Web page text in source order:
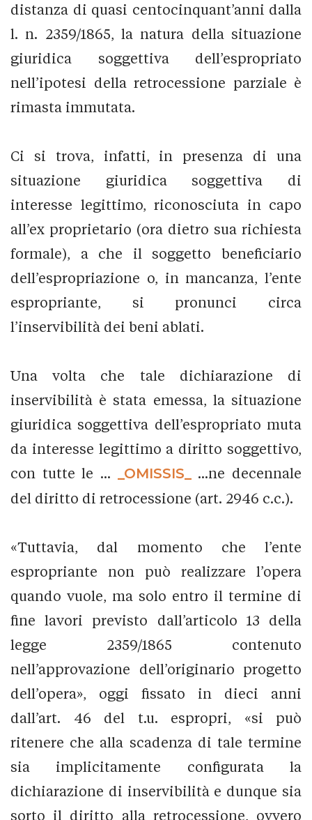
distanza di quasi centocinquant’anni dalla
l. n. 2359/1865, la natura della situazione
giuridica soggettiva dell’espropriato
nell’ipotesi della retrocessione parziale è
rimasta immutata.
Ci si trova, infatti, in presenza di una
situazione giuridica soggettiva di
interesse legittimo, riconosciuta in capo
all’ex proprietario (ora dietro sua richiesta
formale), a che il soggetto beneficiario
dell’espropriazione o, in mancanza, l’ente
espropriante, si pronunci circa
l’inservibilità dei beni ablati.
Una volta che tale dichiarazione di
inservibilità è stata emessa, la situazione
giuridica soggettiva dell’espropriato muta
da interesse legittimo a diritto soggettivo,
con tutte le ...
_OMISSIS_
...ne decennale
del diritto di retrocessione (art. 2946 c.c.).
«Tuttavia, dal momento che l’ente
espropriante non può realizzare l’opera
quando vuole, ma solo entro il termine di
fine lavori previsto dall’articolo 13 della
legge 2359/1865 contenuto
nell’approvazione dell’originario progetto
dell’opera», oggi fissato in dieci anni
dall’art. 46 del t.u. espropri, «si può
ritenere che alla scadenza di tale termine
sia implicitamente configurata la
dichiarazione di inservibilità e dunque sia
sorto il diritto alla retrocessione, ovvero